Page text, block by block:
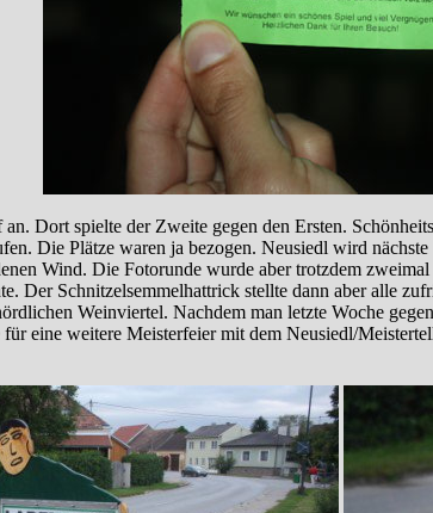
Dort spielte der Zweite gegen den Ersten.
Die Plätze waren ja bezogen. Neusiedl wird
Wind. Die Fotorunde wurde aber trotzdem
Der Schnitzelsemmelhattrick stellte dann aber alle
Weinviertel. Nachdem man letzte Woche
eine weitere Meisterfeier mit dem Neusiedl/